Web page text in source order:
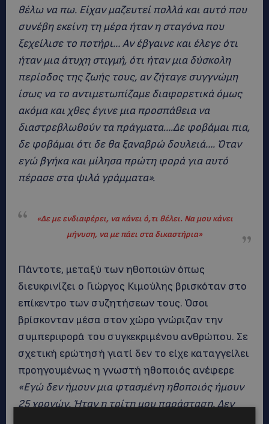
θέλω να πω. Είχαν μαζευτεί πολλά και αυτό που
συνέβη εκείνη τη μέρα ήταν η σταγόνα που
ξεχείλισε το ποτήρι… Αν έβγαινε και έλεγε ότι
ήταν μια άτυχη στιγμή, ότι ήταν μια δύσκολη
περίοδος της ζωής τους, αν ζήταγε συγγνώμη
ίσως να το αντιμετωπίζαμε διαφορετικά όμως
ακόμα και χθες έγινε μια προσπάθεια να
διαστρεβλωθούν τα πράγματα….Δε φοβάμαι πια,
δε φοβάμαι ότι δε θα ξαναβρώ δουλειά…. Όταν
εγώ βγήκα και μίλησα πρώτη φορά για αυτό
πέρασε στα ψιλά γράμματα».
«Δε με ενδιαφέρει, να κάνει ό,τι θέλει. Να μου κάνει
μήνυση, να με πάει στα δικαστήρια»
Πάντοτε, μεταξύ των ηθοποιών όπως
διευκρινίζει ο Γιώργος Κιμούλης βρισκόταν στο
επίκεντρο των συζητήσεων τους. Όσοι
βρίσκονταν μέσα στον χώρο γνώριζαν την
συμπεριφορά του συγκεκριμένου ανθρώπου. Σε
σχετική ερώτησή γιατί δεν το είχε καταγγείλει
προηγουμένως η γνωστή ηθοποιός ανέφερε
«Εγώ δεν ήμουν μια φτασμένη ηθοποιός ήμουν
25 χρονών. Ήταν η τρίτη μου παράσταση. Δεν